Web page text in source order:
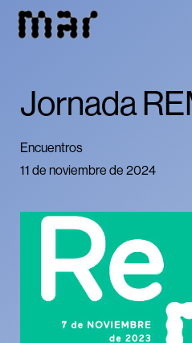
Jornada
Encuentros
11 de noviembre de 2024